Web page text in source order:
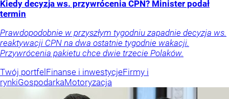
Kiedy decyzja ws. przywrócenia CPN? Minister podał
termin
Prawdopodobnie w przyszłym tygodniu zapadnie decyzja ws.
reaktywacji CPN na dwa ostatnie tygodnie wakacji.
Przywrócenia pakietu chce dwie trzecie Polaków.
Twój portfelFinanse i inwestycjeFirmy i
rynkiGospodarkaMotoryzacja